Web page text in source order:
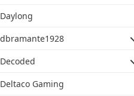
Daylong
dbramante1928
Decoded
Deltaco Gaming